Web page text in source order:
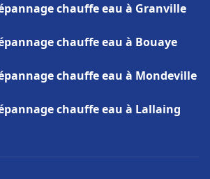
chauffe eau à Granville
chauffe eau à Bouaye
chauffe eau à Mondeville
chauffe eau à Lallaing